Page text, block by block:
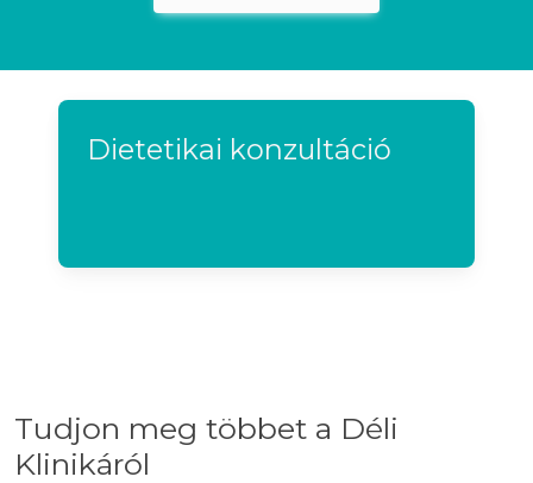
Dietetikai konzultáció
Tudjon meg többet a Déli
Klinikáról